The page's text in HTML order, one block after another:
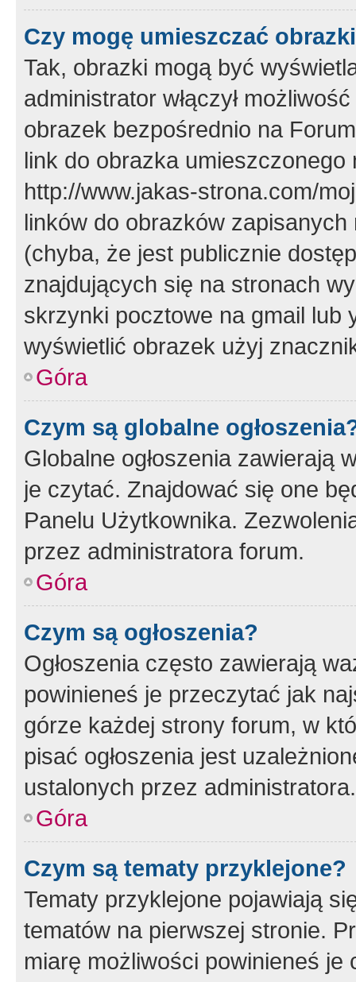
Czy mogę umieszczać
Tak, obrazki mogą być
administrator włączył
obrazek bezpośrednio na
link do obrazka
http://www.jakas-strona.com/
linków do obrazków
(chyba, że jest publicznie
znajdujących się na stronach
skrzynki pocztowe na gmail lub
wyświetlić obrazek użyj
Góra
Czym są globalne
Globalne ogłoszenia zawierają
je czytać. Znajdować się one
Panelu Użytkownika.
przez administratora forum.
Góra
Czym są ogłoszenia?
Ogłoszenia często zawierają
powinieneś je przeczytać jak
górze każdej strony forum, w
pisać ogłoszenia jest
ustalonych przez administratora.
Góra
Czym są tematy przyklejone?
Tematy przyklejone pojawiają
tematów na pierwszej stronie.
miarę możliwości powinieneś je